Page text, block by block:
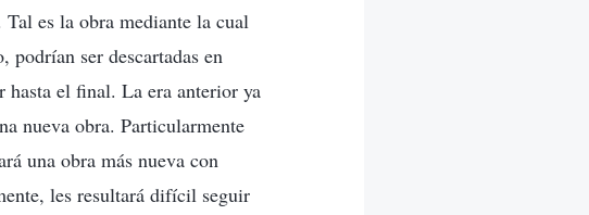
Tal es la obra mediante la cual
ser descartadas en
hasta el final. La era anterior ya
nueva obra. Particularmente
una obra más nueva con
les resultará difícil seguir